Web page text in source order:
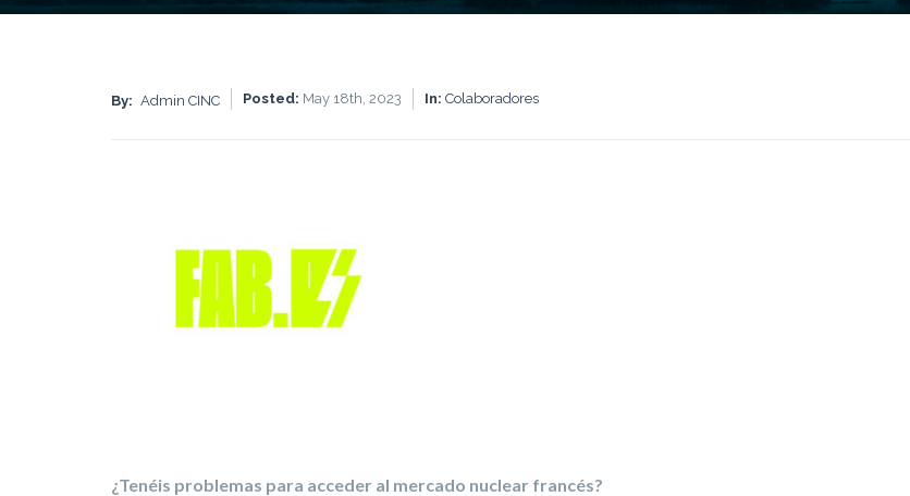
By: Admin CINC Posted: May 18th, 2023 In: Colaboradores
¿Tenéis problemas para acceder al mercado nuclear francés?